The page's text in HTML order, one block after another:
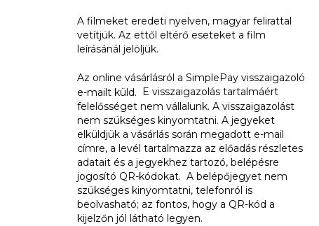
A filmeket eredeti nyelven, magyar felirattal
vetítjük. Az ettől eltérő eseteket a film
leírásánál jelöljük.
Az online vásárlásról a SimplePay visszaigazoló
e-mailt küld. E visszaigazolás tartalmáért
felelősséget nem vállalunk. A visszaigazolást
nem szükséges kinyomtatni. A jegyeket
elküldjük a vásárlás során megadott e-mail
címre, a levél tartalmazza az előadás részletes
adatait és a jegyekhez tartozó, belépésre
jogosító QR-kódokat. A belépőjegyet nem
szükséges kinyomtatni, telefonról is
beolvasható; az fontos, hogy a QR-kód a
kijelzőn jól látható legyen.